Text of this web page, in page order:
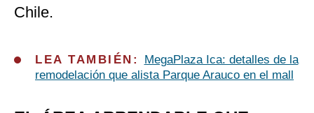
Chile.
LEA TAMBIÉN:
MegaPlaza Ica: detalles de la
remodelación que alista Parque Arauco en el mall